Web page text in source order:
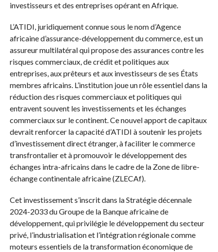
investisseurs et des entreprises opérant en Afrique.
L’ATIDI, juridiquement connue sous le nom d’Agence
africaine d’assurance-développement du commerce, est un
assureur multilatéral qui propose des assurances contre les
risques commerciaux, de crédit et politiques aux
entreprises, aux prêteurs et aux investisseurs de ses États
membres africains. L’institution joue un rôle essentiel dans la
réduction des risques commerciaux et politiques qui
entravent souvent les investissements et les échanges
commerciaux sur le continent. Ce nouvel apport de capitaux
devrait renforcer la capacité d’ATIDI à soutenir les projets
d’investissement direct étranger, à faciliter le commerce
transfrontalier et à promouvoir le développement des
échanges intra-africains dans le cadre de la Zone de libre-
échange continentale africaine (ZLECAf).
Cet investissement s’inscrit dans la Stratégie décennale
2024-2033 du Groupe de la Banque africaine de
développement, qui privilégie le développement du secteur
privé, l’industrialisation et l’intégration régionale comme
moteurs essentiels de la transformation économique de